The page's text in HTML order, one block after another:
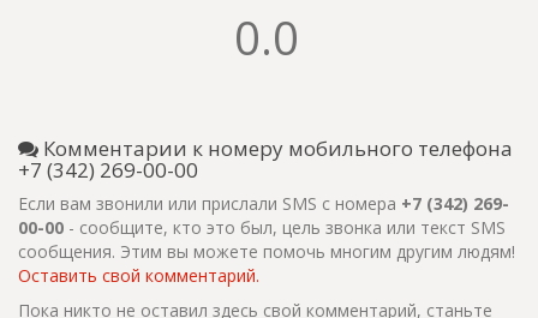
0.0
Комментарии к номеру мобильного телефона
+7 (342) 269-00-00
Если вам звонили или прислали SMS с номера +7 (342) 269-
00-00 - сообщите, кто это был, цель звонка или текст SMS
сообщения. Этим вы можете помочь многим другим людям!
Оставить свой комментарий.
Пока никто не оставил здесь свой комментарий, станьте